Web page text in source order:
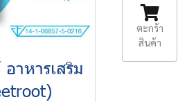
าหารเสริม
ตะกร้า
สินค้า